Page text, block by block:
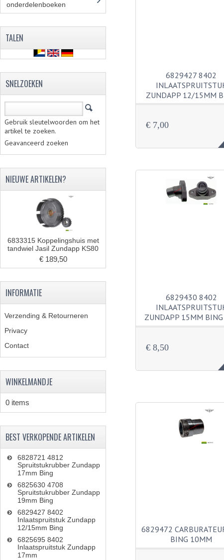
6829427 8402
ZUNDAPP 12/15MM
€ 7,00
6829430 8402
ZUNDAPP 15MM
€ 8,50
6829472
BING 10MM
onderdelenboeken
TALEN
SNELZOEKEN
Gebruik sleutelwoorden om het
artikel te zoeken.
Geavanceerd zoeken
NIEUWE ARTIKELEN?
6833315 Koppelingshuis met
tandwiel Jasil Zundapp KS80
€ 189,50
INFORMATIE
Verzending & Retourneren
Privacy
Contact
WINKELMANDJE
0 items
BEST VERKOPENDE ARTIKELEN
6828721 4812
Spruitstukrubber Zundapp
17mm Bing
6825630 4708
Spruitstukrubber Zundapp
19mm Bing
6829427 8402
Inlaatspruitstuk Zundapp
12/15mm Bing
6825695 8402
Inlaatspruitstuk Zundapp
17mm